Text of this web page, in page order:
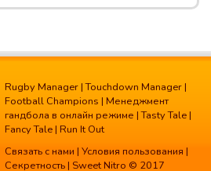
Rugby Manager |Touchdown Manager |
Football Champions | Менеджмент
гандбола в онлайн режиме |Tasty Tale |
Fancy Tale | Run It Out
Связать с нами | Условия пользования |
Секретность | Sweet Nitro © 2017